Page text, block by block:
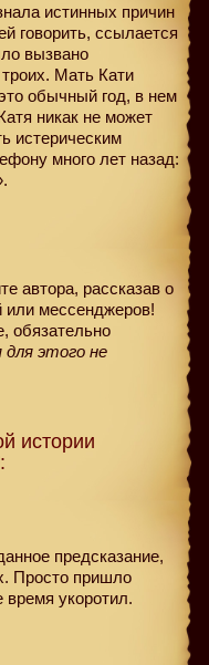
истинных причин
говорить, ссылается
вызвано
Мать Кати
обычный год, в нем
никак не может
истерическим
много лет назад:
автора, рассказав о
мессенджеров!
обязательно
для этого не
истории
предсказание,
Просто пришло
укоротил.